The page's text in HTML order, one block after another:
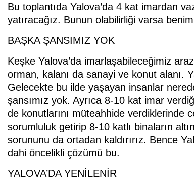
Bu toplantıda Yalova’da 4 kat imardan
yatıracağız. Bunun olabilirliği varsa
BAŞKA ŞANSIMIZ YOK
Keşke Yalova’da imarlaşabileceğimiz
orman, kalanı da sanayi ve konut alanı.
Gelecekte bu ilde yaşayan insanlar
şansımız yok. Ayrıca 8-10 kat imar
de konutlarını müteahhide verdiklerinde
sorumluluk getirip 8-10 katlı binaların
sorununu da ortadan kaldırırız. Bence
dahi öncelikli çözümü bu.
YALOVA’DA YENİLENİR